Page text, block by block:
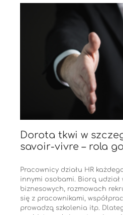
Dorota tkwi w
savoir-vivre – rola
Pracownicy działu HR
innymi osobami. Biorą udział
biznesowych, rozmowach
się z pracownikami,
prowadzą szkolenia itp.